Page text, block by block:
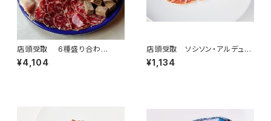
店頭受取 6種盛り合わ
せ ”グラン”（4名様）
¥4,104
店頭受取 ソシソン・アルデュー
ド 50g ＜ピエール・オテイザ
＞(フランス・バスク)
¥1,134